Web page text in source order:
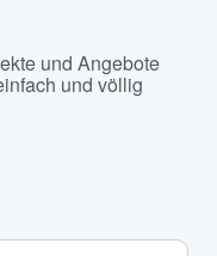
und Angebote
und völlig